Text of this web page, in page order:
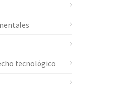
tecnológico